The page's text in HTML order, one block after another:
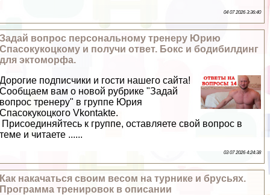
04 07 2026 3:36:40
Задай вопрос персональному тренеру Юрию
Спасокукоцкому и получи ответ. Бокс и бодибилдинг
для эктоморфа.
Дорогие подписчики и гости нашего сайта!
Сообщаем вам о новой рубрике "Задай
вопрос тренеру" в группе Юрия
Спасокукоцкого Vkontakte.
Присоединяйтесь к группе, оставляете свой вопрос в
теме и читаете ......
03 07 2026 4:24:38
Как накачаться своим весом на турнике и брусьях.
Программа тренировок в описании